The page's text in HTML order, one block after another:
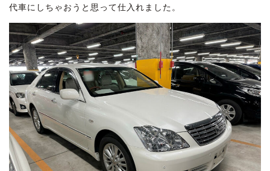
代車にしちゃおうと思って仕入れました。